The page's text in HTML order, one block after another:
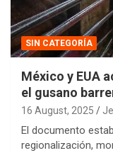
SIN CATEGORÍA
México y EUA
el gusano
16 August, 2025
El documento
regionalización,